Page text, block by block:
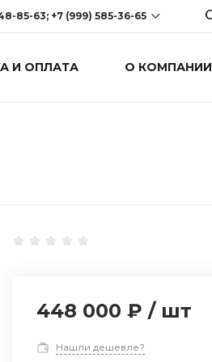
85-63; +7 (999) 585-36-65
63; +7 (999) 585-36-65
И ОПЛАТА О КОМПАНИИ
448 000 ₽ / шт
Нашли дешевле?